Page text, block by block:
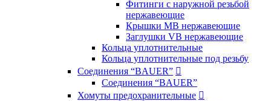
Фитинги с наружной резьбой
нержавеющие
Крышки MB нержавеющие
Заглушки VB нержавеющие
Кольца уплотнительные
Кольца уплотнительные под резьбу
Соединения “BAUER” 
Соединения “BAUER”
Хомуты предохранительные 